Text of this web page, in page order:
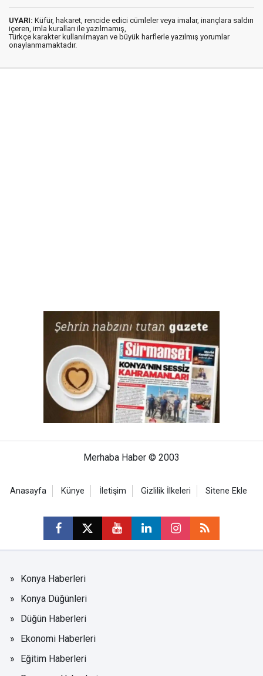
UYARI: Küfür, hakaret, rencide edici cümleler veya imalar, inançlara saldırı
içeren, imla kuralları ile yazılmamış,
Türkçe karakter kullanılmayan ve büyük harflerle yazılmış yorumlar
onaylanmamaktadır.
Merhaba Haber © 2003
Anasayfa Künye İletişim Gizlilik İlkeleri Sitene Ekle
Konya Haberleri
Konya Düğünleri
Düğün Haberleri
Ekonomi Haberleri
Eğitim Haberleri